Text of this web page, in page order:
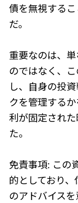
債を無視する
だ。
重要なのは、
のではなく、
し、自身の投
クを管理する
利が固定され
た。
免責事項: この
的としており
のアドバイス